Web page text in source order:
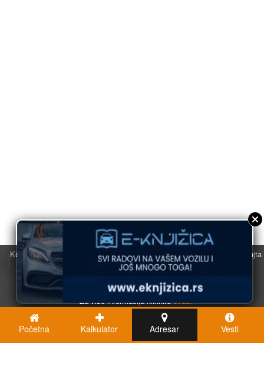
Koristimo kolačiće u svrhu boljeg korisničkog iskustva. Korišćenjem sajta
saglasni ste sa njihovom upotrebom.
U redu
Za više informacija klikniteovde.
Početna Kalkulator Adresar Vesti